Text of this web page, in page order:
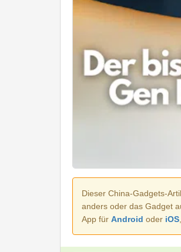
Dieser China-Gadgets-
anders oder das Gadget
App für Android oder iOS